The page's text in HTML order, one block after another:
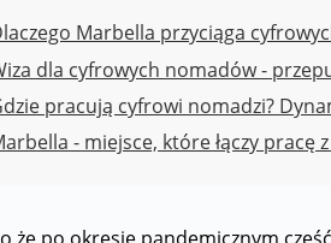
Marbella przyciąga
dla cyfrowych nomadów -
pracują cyfrowi nomadzi?
- miejsce, które łączy pracę
że po okresie pandemicznym